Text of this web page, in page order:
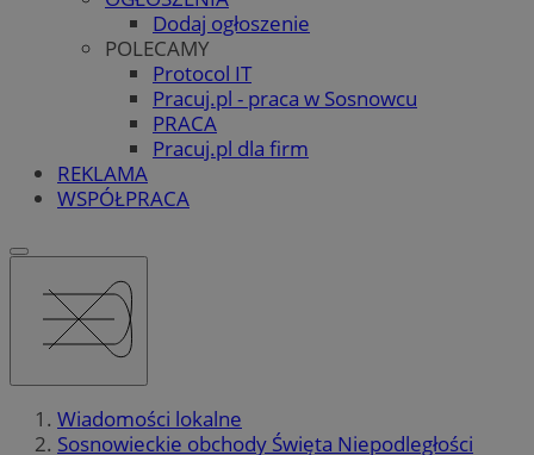
Dodaj ogłoszenie
POLECAMY
Protocol IT
Pracuj.pl - praca w Sosnowcu
PRACA
Pracuj.pl dla firm
REKLAMA
WSPÓŁPRACA
Wiadomości lokalne
Sosnowieckie obchody Święta Niepodległości